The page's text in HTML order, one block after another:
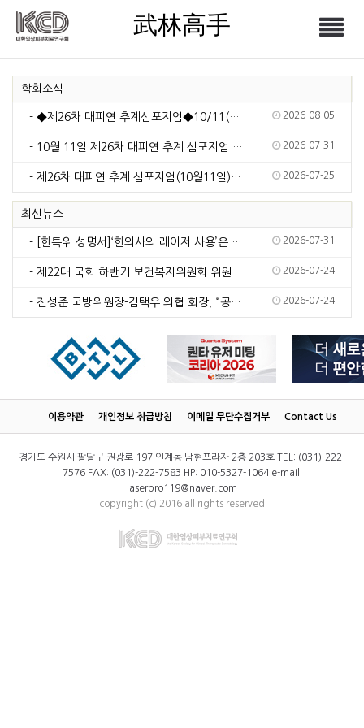
武林高手
武林高手
학회소식
- ◆제26차 대피연 추계심포지엄◆10/11(일)서울드래곤시티 2026-08-05
- 10월 11일 제26차 대피연 추계 심포지엄 주제: 피부 재생의 새로운 시대, 그 중심에 … 2026-07-31
- 제26차 대피연 추계 심포지엄(10월11일) 주제 공모(7월30일 마감) 2026-07-25
최신뉴스
- [한특위 성명서]‘한의사의 레이저 사용’은 국민건강 안전을 위해 근절되어야 한다 2026-07-31
- 제22대 국회 하반기 보건복지위원회 위원 2026-07-24
- 진성준 국방위원장-김택우 의협 회장, “공보의 복무 단축 추진” 공감대 2026-07-24
이용약관 개인정보 취급방침 이메일 무단수집거부 Contact Us
경기도 수원시 팔달구 권광로 197 인계동 남현프라자 2층 203호 TEL: (031)-222-
7576 FAX: (031)-222-7583 HP: 010-5327-1064 e-mail:
laserpro119@naver.com
copyright (c) 2016 all rights reserved